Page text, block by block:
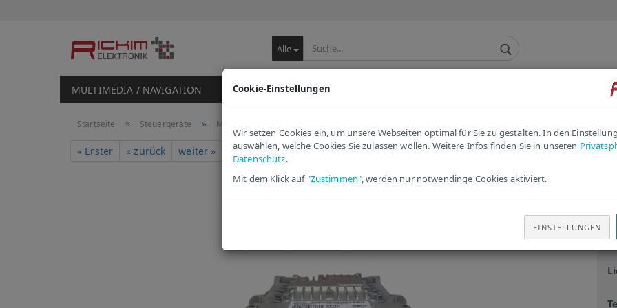
Alle
MULTIMEDIA / NAVIGATION STEUERGERÄTE TACHO / KOMBIINSTRUMENT
Startseite » Steuergeräte » Motorsteuergeräte
« Erster « zurück weiter » Letzter » 1264Artikel in dieser Kategorie
Cookie-Einstellungen
Wir setzen Cookies ein, um unsere Webseiten optimal für Sie zu gestalten. In den
auswählen, welche Cookies Sie zulassen wollen. Weitere Infos finden Sie in unseren
Datenschutz.
Mit dem Klick auf"Zustimmen", werden nur notwendinge Cookies aktiviert.
EINSTELLUNGEN